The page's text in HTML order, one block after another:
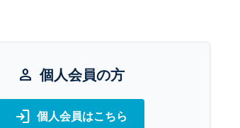
person 個人会員の方
login 個人会員はこちら